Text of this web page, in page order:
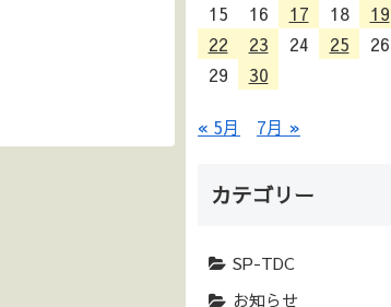
15
16 17 18 19
22
23 24 25 26
29
30
« 5月 7月 »
カテゴリー
SP-TDC
お知らせ